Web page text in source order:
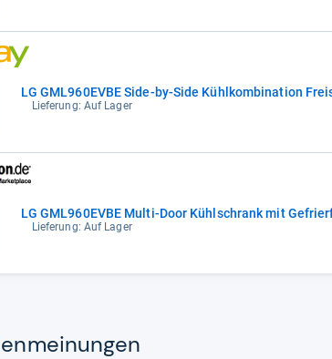
LG GML960EVBE Side-by-Side Kühlkombination
Lieferung: Auf Lager
LG GML960EVBE Multi-Door Kühlschrank mit
Lieferung: Auf Lager